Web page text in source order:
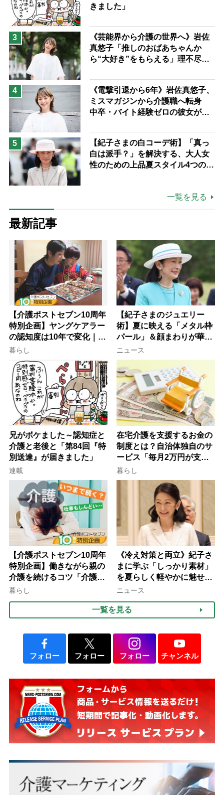
きました」
3
《芸能界から介護の世界へ》岩佐
真悠子「推しのおばあちゃんか
ら“大好き”をもらえる」理不尽さ
場は「愛おしい」
4
《電撃引退から6年》岩佐真悠子、
ミスマガジンから介護職へ転身
中卒・バイト経験ゼロの彼女が見
ながら自分らしくいられる」
5
【紀子さまの白コーデ術】「真っ
白は派手？」を解決する、大人女
性のための上品夏スタイル4つのコ
一覧を見る
最新記事
【介護ポストセブン10周年
特別企画】ヤングケアラー
の認知度は10年で変化｜流
行語大賞にノミネート、法
律にも明記されたが果たし
て現在は？
暮らし
【紀子さまのジュエリー
術】夏に映える「メタル枠
パール」＆顔まわりが華や
ぐ「揺れる一粒」の使い分
け方
ニュース
兄がボケました～認知症と
介護と老後と「第84回『特
別送達』が届きました」
連載
在宅介護を支援するお金の
制度とは？自治体独自のサ
ービス「毎月2万円が支給
される」ケースも【FP解
説】
暮らし
【介護ポストセブン10周年
特別企画】働きながら親の
介護を続けるコツ「介護は
10年以上続くことも…3つ
みよう」【社会福祉士解
説】
暮らし
《冷え対策と両立》紀子さ
まに学ぶ「しっかり素材」
を夏らしく軽やかに魅せる
3つの着こなし法則
ニュース
一覧を見る
フォロー フォロー フォロー チャンネル